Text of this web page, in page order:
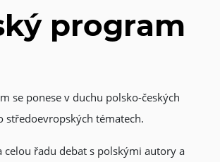
program
se ponese v duchu polsko-českých
středoevropských tématech.
celou řadu debat s polskými autory a